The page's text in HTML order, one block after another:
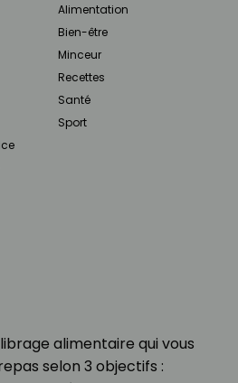
alimentaire qui vous
selon 3 objectifs :
Alimentation
Bien-être
Minceur
Recettes
Santé
Sport